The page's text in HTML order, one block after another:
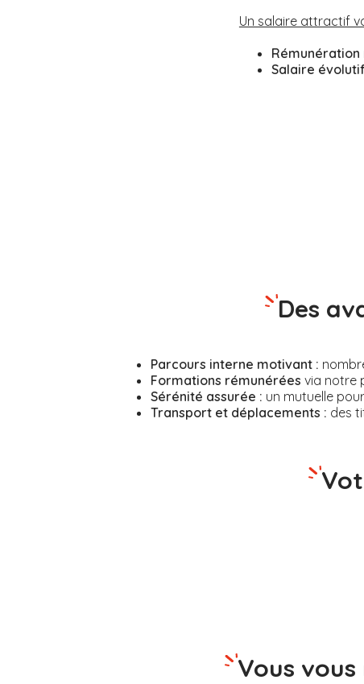
Un salaire attractif
Salaire
Des
Parcours interne motivant :
Formations rémunérées via notre
Sérénité assurée : un mutuelle
Transport et déplacements : des
Vous